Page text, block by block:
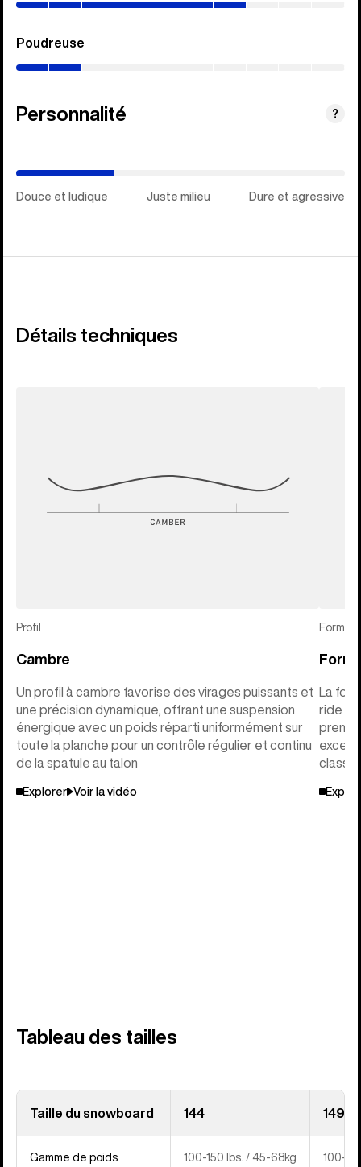
Poudreuse
Personnalité ?
Douce et ludique Juste milieu Dure et agressive
Détails techniques
Profil
Cambre
Un profil à cambre favorise des virages puissants et
une précision dynamique, offrant une suspension
énergique avec un poids réparti uniformément sur
toute la planche pour un contrôle régulier et continu
de la spatule au talon
Explorer Voir la vidéo
Forme
La
ride
Tableau des tailles
Taille du snowboard 144 149
Gamme de poids 100-150 lbs. / 45-68kg 100-